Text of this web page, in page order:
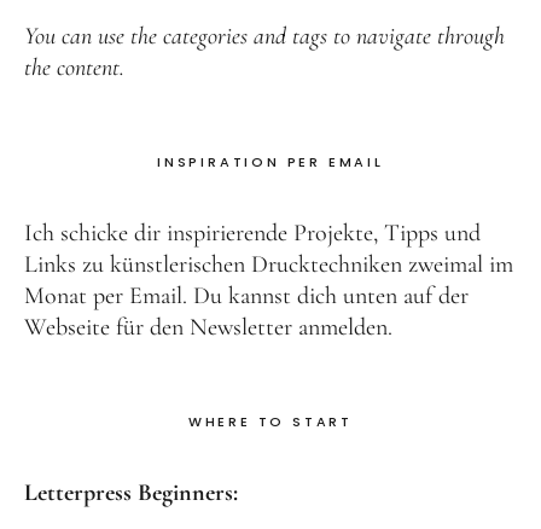
You can use the categories and tags to navigate through
the content.
INSPIRATION PER EMAIL
Ich schicke dir inspirierende Projekte, Tipps und
Links zu künstlerischen Drucktechniken zweimal im
Monat per Email. Du kannst dich unten auf der
Webseite für den Newsletter anmelden.
WHERE TO START
Letterpress Beginners: